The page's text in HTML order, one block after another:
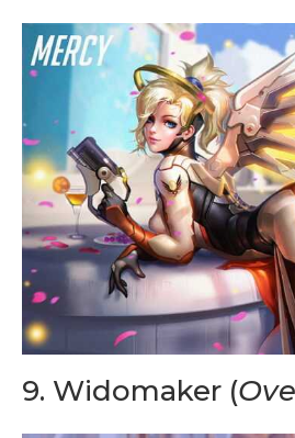
9. Widomaker (